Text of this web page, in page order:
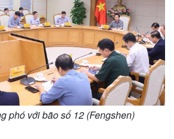
Tỷ giá
Chứng khoán
Giá cà phê
phó với bão số 12 (Fengshen)